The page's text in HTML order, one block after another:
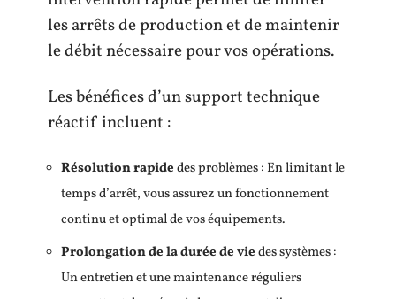
les arrêts de production et de maintenir
le débit nécessaire pour vos opérations.
Les bénéfices d’un support technique
réactif incluent :
Résolution rapidedes problèmes : En limitant le
temps d’arrêt, vous assurez un fonctionnement
continu et optimal de vos équipements.
Prolongation de la durée de viedes systèmes :
Un entretien et une maintenance réguliers